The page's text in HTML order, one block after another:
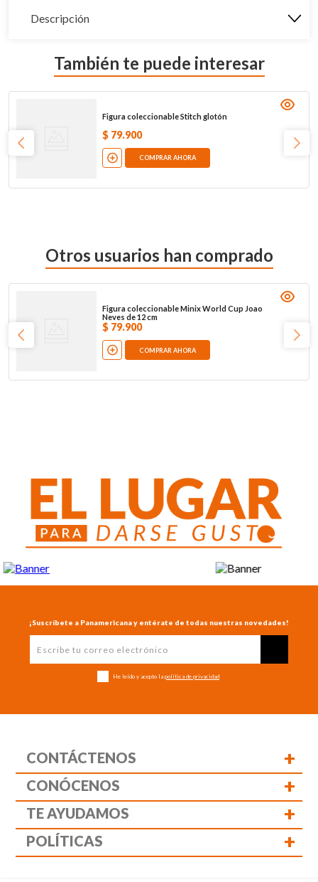
Descripción
También te puede interesar
Figura coleccionable Stitch glotón
$ 79.900
COMPRAR AHORA
Otros usuarios han comprado
Figura coleccionable Minix World Cup Joao
Neves de 12 cm
$ 79.900
COMPRAR AHORA
¡Suscríbete a Panamericana y entérate de todas nuestras novedades!
He leído y acepto la política de privacidad
CONTÁCTENOS +
CONÓCENOS +
TE AYUDAMOS +
POLÍTICAS +